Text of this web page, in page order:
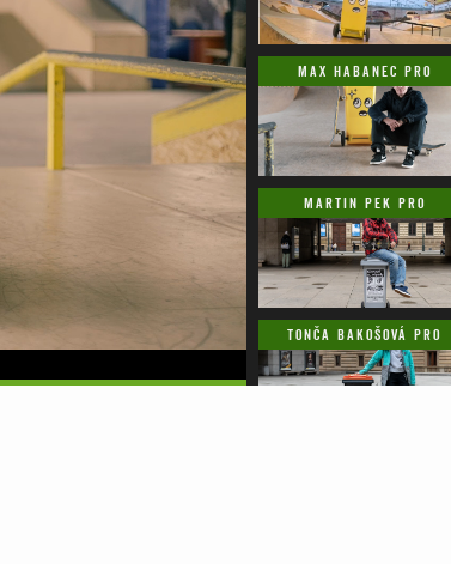
MAX HABANEC PRO
SAMOSEBOU.CZ
MARTIN PEK PRO
SAMOSEBOU.CZ
TONČA BAKOŠOVÁ PRO
SAMOSEBOU.CZ